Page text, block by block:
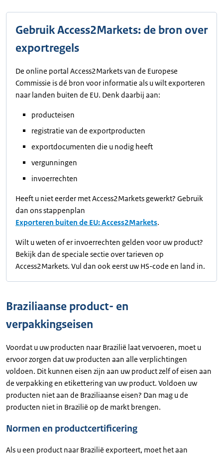
Gebruik Access2Markets: de bron over
exportregels
De online portal Access2Markets van de Europese
Commissie is dé bron voor informatie als u wilt exporteren
naar landen buiten de EU. Denk daarbij aan:
producteisen
registratie van de exportproducten
exportdocumenten die u nodig heeft
vergunningen
invoerrechten
Heeft u niet eerder met Access2Markets gewerkt? Gebruik
dan ons stappenplan
Exporteren buiten de EU: Access2Markets.
Wilt u weten of er invoerrechten gelden voor uw product?
Bekijk dan de speciale sectie over tarieven op
Access2Markets. Vul dan ook eerst uw HS-code en land in.
Braziliaanse product- en
verpakkingseisen
Voordat u uw producten naar Brazilië laat vervoeren, moet u
ervoor zorgen dat uw producten aan alle verplichtingen
voldoen. Dit kunnen eisen zijn aan uw product zelf of eisen aan
de verpakking en etikettering van uw product. Voldoen uw
producten niet aan de Braziliaanse eisen? Dan mag u de
producten niet in Brazilië op de markt brengen.
Normen en productcertificering
Als u een product naar Brazilië exporteert, moet het aan